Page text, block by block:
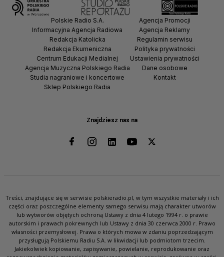
Znajdziesz nas na
Polskie Radio S.A.
Informacyjna Agencja Radiowa
Redakcja Katolicka
Redakcja Ekumeniczna
Centrum Edukacji Medialnej
Agencja Muzyczna Polskiego Radia
Studia nagraniowe i koncertowe
Sklep Polskiego Radia
Agencja Promocji
Agencja Reklamy
Regulamin serwisu
Polityka prywatności
Ustawienia prywatności
Dane osobowe
Kontakt
Treści, znajdujące się w serwisie polskieradio.pl, w tym wszystkie materiały i ich
części oraz poszczególne elementy samego serwisu mają charakter utworów
lub wytworów objętych ochroną Ustawy z dnia 4 lutego 1994 r. o prawie
autorskim i prawach pokrewnych lub Ustawy z dnia 30 czerwca 2000 r. Prawo
własności przemysłowej. Prawa o których mowa w zdaniu poprzedzającym
przysługują Polskiemu Radiu S.A. w likwidacji lub podmiotom trzecim.
Jakiekolwiek kopiowanie, zapisywanie, powielanie, reprodukowanie oraz